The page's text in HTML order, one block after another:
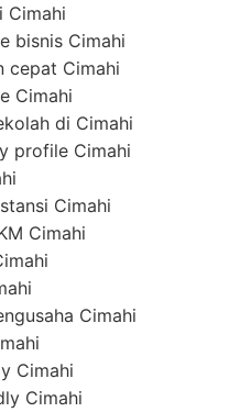
Cimahi
bisnis Cimahi
cepat Cimahi
Cimahi
di Cimahi
profile Cimahi
Cimahi
Cimahi
Cimahi
Cimahi
Cimahi